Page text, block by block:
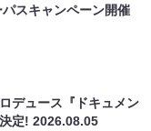
スキャンペーン開催
デュース『ドキュメン
決定!2026.08.05